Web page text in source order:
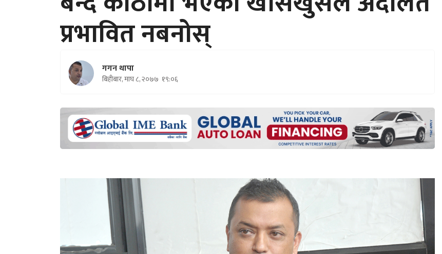
प्रभावित नबनोस्
गगन थापा
बिहीबार, माघ ८, २०७७ १९:०६